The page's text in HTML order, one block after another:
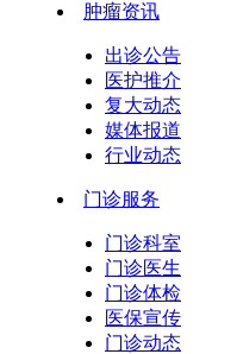
肿瘤资讯
出诊公告
医护推介
复大动态
媒体报道
行业动态
门诊服务
门诊科室
门诊医生
门诊体检
医保宣传
门诊动态